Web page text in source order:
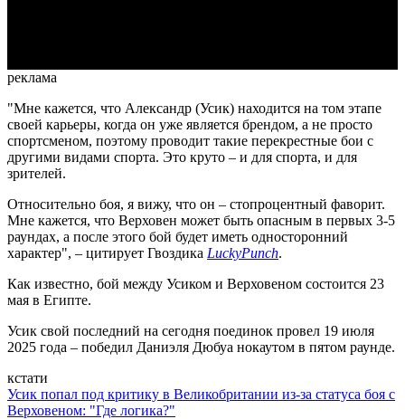
реклама
"Мне кажется, что Александр (Усик) находится на том этапе
своей карьеры, когда он уже является брендом, а не просто
спортсменом, поэтому проводит такие перекрестные бои с
другими видами спорта. Это круто – и для спорта, и для
зрителей.
Относительно боя, я вижу, что он – стопроцентный фаворит.
Мне кажется, что Верховен может быть опасным в первых 3-5
раундах, а после этого бой будет иметь односторонний
характер", – цитирует Гвоздика LuckyPunch.
Как известно, бой между Усиком и Верховеном состоится 23
мая в Египте.
Усик свой последний на сегодня поединок провел 19 июля
2025 года – победил Даниэля Дюбуа нокаутом в пятом раунде.
кстати
Усик попал под критику в Великобритании из-за статуса боя с
Верховеном: "Где логика?"